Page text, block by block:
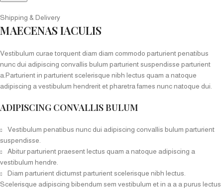
Shipping & Delivery
MAECENAS IACULIS
Vestibulum curae torquent diam diam commodo parturient penatibus
nunc dui adipiscing convallis bulum parturient suspendisse parturient
a.Parturient in parturient scelerisque nibh lectus quam a natoque
adipiscing a vestibulum hendrerit et pharetra fames nunc natoque dui.
ADIPISCING CONVALLIS BULUM
Vestibulum penatibus nunc dui adipiscing convallis bulum parturient
suspendisse.
Abitur parturient praesent lectus quam a natoque adipiscing a
vestibulum hendre.
Diam parturient dictumst parturient scelerisque nibh lectus.
Scelerisque adipiscing bibendum sem vestibulum et in a a a purus lectus